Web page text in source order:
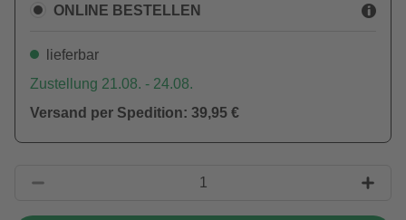
ONLINE BESTELLEN
lieferbar
Zustellung 21.08. - 24.08.
Versand per Spedition: 39,95 €